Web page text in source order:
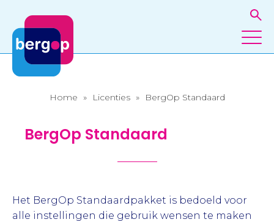
Home » Licenties » BergOp Standaard
BergOp Standaard
Het BergOp Standaardpakket is bedoeld voor
alle instellingen die gebruik wensen te maken